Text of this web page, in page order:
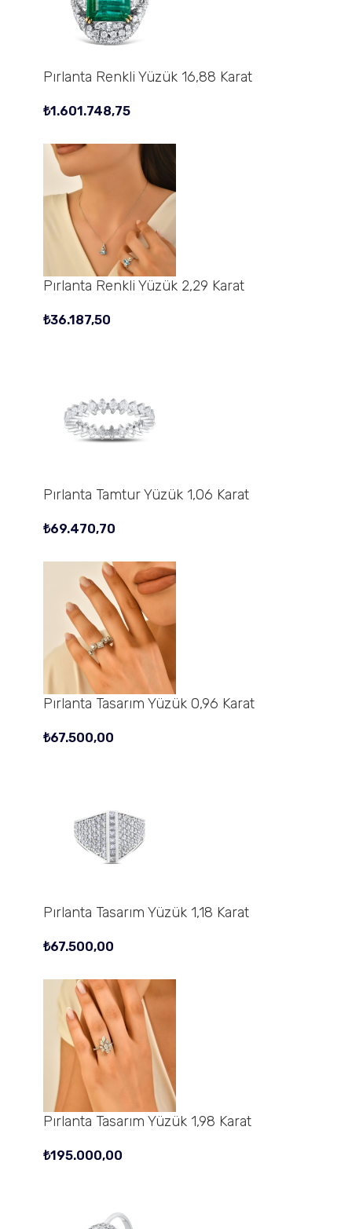
Pırlanta Renkli Yüzük 16,88 Karat
₺1.601.748,75
Pırlanta Renkli Yüzük 2,29 Karat
₺36.187,50
Pırlanta Tamtur Yüzük 1,06 Karat
₺69.470,70
Pırlanta Tasarım Yüzük 0,96 Karat
₺67.500,00
Pırlanta Tasarım Yüzük 1,18 Karat
₺67.500,00
Pırlanta Tasarım Yüzük 1,98 Karat
₺195.000,00